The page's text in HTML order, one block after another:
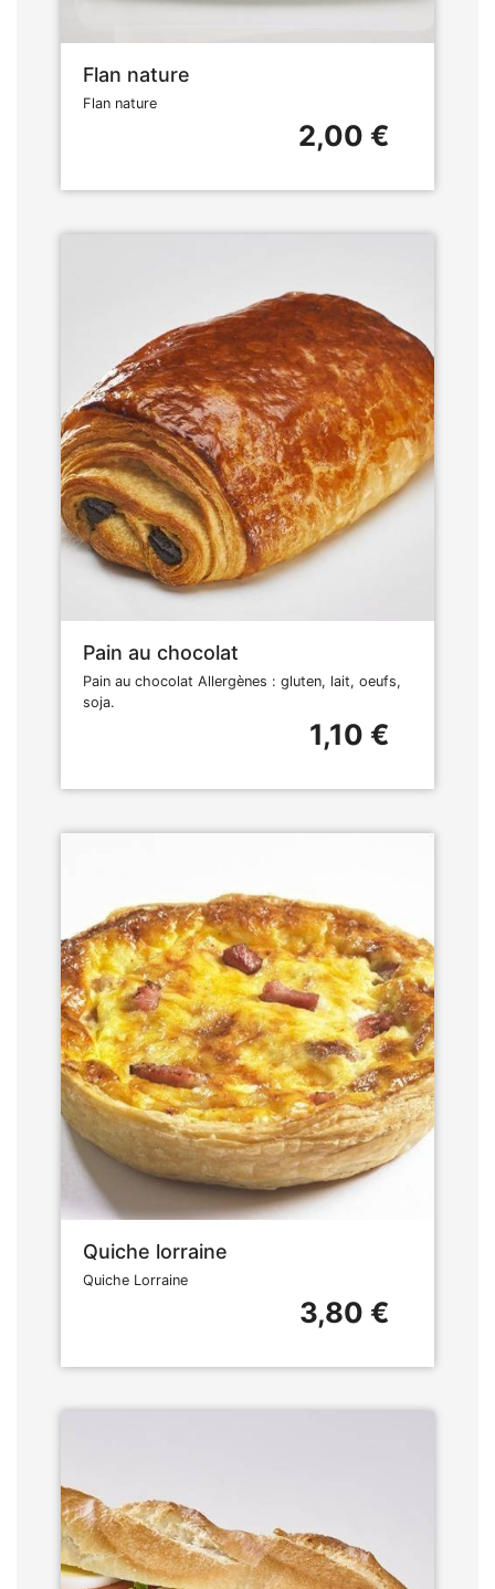
Flan nature
Flan nature
2,00 €
Pain au chocolat
Pain au chocolat Allergènes : gluten, lait, oeufs,
soja.
1,10 €
Quiche lorraine
Quiche Lorraine
3,80 €